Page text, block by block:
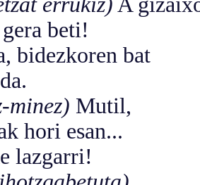
beti!
bidezkoren bat
minez) Mutil,
esan...